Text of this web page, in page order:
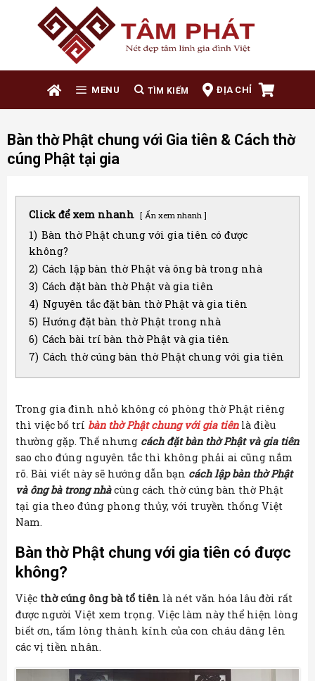
MENU ĐỊA CHỈ
Bàn thờ Phật chung với Gia tiên & Cách thờ
cúng Phật tại gia
Click để xem nhanh Ẩn xem nhanh
1) Bàn thờ Phật chung với gia tiên có được
không?
2) Cách lập bàn thờ Phật và ông bà trong nhà
3) Cách đặt bàn thờ Phật và gia tiên
4) Nguyên tắc đặt bàn thờ Phật và gia tiên
5) Hướng đặt bàn thờ Phật trong nhà
6) Cách bài trí bàn thờ Phật và gia tiên
7) Cách thờ cúng bàn thờ Phật chung với gia tiên
Trong gia đình nhỏ không có phòng thờ Phật riêng
thì việc bố trí bàn thờ Phật chung với gia tiênlà điều
thường gặp. Thế nhưng cách đặt bàn thờ Phật và gia tiên
sao cho đúng nguyên tắc thì không phải ai cũng nắm
rõ. Bài viết này sẽ hướng dẫn bạn cách lập bàn thờ Phật
và ông bà trong nhàcùng cách thờ cúng bàn thờ Phật
tại gia theo đúng phong thủy, với truyền thống Việt
Nam.
Bàn thờ Phật chung với gia tiên có được
không?
Việc thờ cúng ông bà tổ tiên là nét văn hóa lâu đời rất
được người Việt xem trọng. Việc làm này thể hiện lòng
biết ơn, tấm lòng thành kính của con cháu dâng lên
các vị tiền nhân.